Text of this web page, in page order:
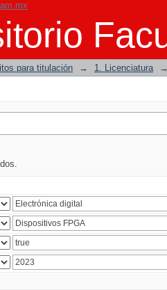
para titulación → 1. Licenciatura